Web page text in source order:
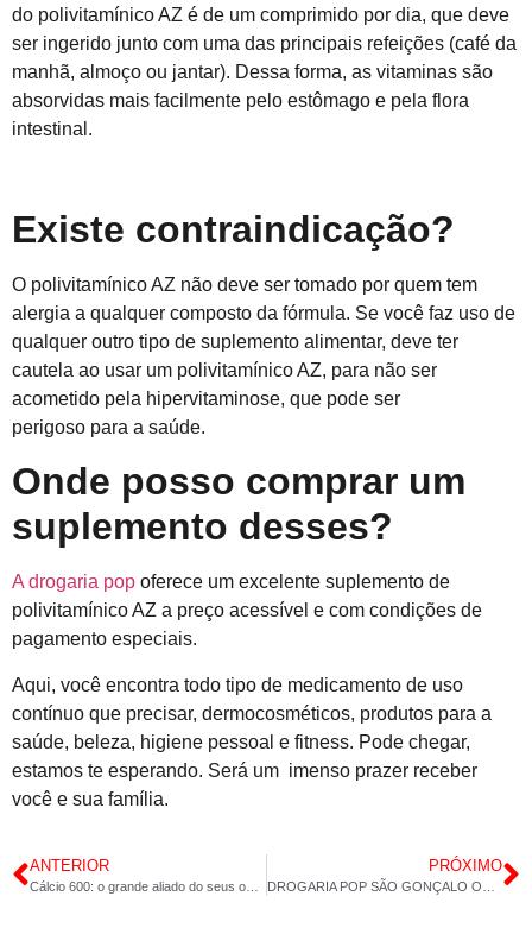
do polivitamínico AZ é de um comprimido por dia, que deve
ser ingerido junto com uma das principais refeições (café da
manhã, almoço ou jantar). Dessa forma, as vitaminas são
absorvidas mais facilmente pelo estômago e pela flora
intestinal.
Existe contraindicação?
O polivitamínico AZ não deve ser tomado por quem tem
alergia a qualquer composto da fórmula. Se você faz uso de
qualquer outro tipo de suplemento alimentar, deve ter
cautela ao usar um polivitamínico AZ, para não ser
acometido pela hipervitaminose, que pode ser
perigoso para a saúde.
Onde posso comprar um
suplemento desses?
A drogaria pop oferece um excelente suplemento de
polivitamínico AZ a preço acessível e com condições de
pagamento especiais.
Aqui, você encontra todo tipo de medicamento de uso
contínuo que precisar, dermocosméticos, produtos para a
saúde, beleza, higiene pessoal e fitness. Pode chegar,
estamos te esperando. Será um imenso prazer receber
você e sua família.
ANTERIOR PRÓXIMO